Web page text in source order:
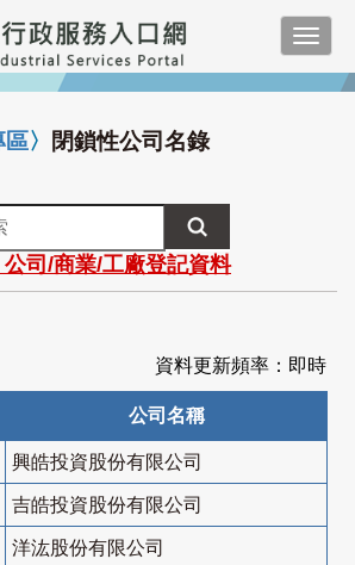
區〉 閉鎖性公司名錄
公司/商業/工廠登記資料
資料更新頻率：即時
公司名稱
興皓投資股份有限公司
吉皓投資股份有限公司
洋汯股份有限公司